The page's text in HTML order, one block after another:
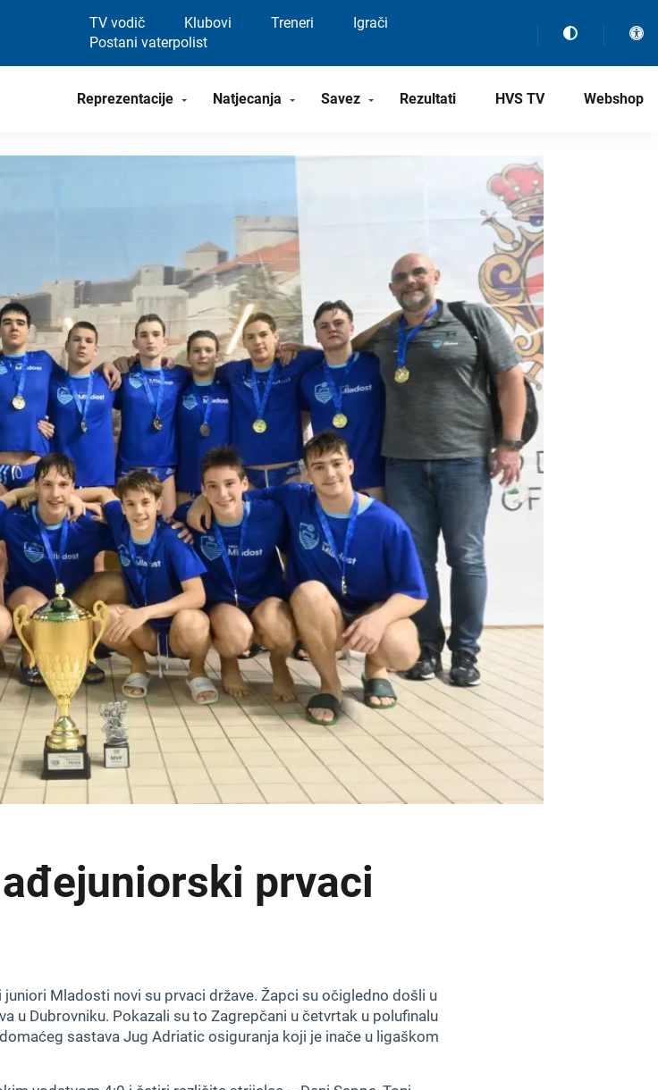
TV vodič Klubovi Treneri
Igrači
Postani vaterpolist
Reprezentacije Natjecanja Savez Rezultati HVS TV Webshop
prvaci
Mladosti novi su prvaci države. Žapci su očigledno došli u
u Dubrovniku. Pokazali su to Zagrepčani u četvrtak u polufinalu
sastava Jug Adriatic osiguranja koji je inače u ligaškom